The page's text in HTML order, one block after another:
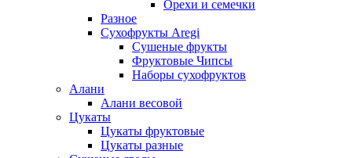
Орехи и семечки
Разное
Сухофрукты Aregi
Сушеные фрукты
Фруктовые Чипсы
Наборы сухофруктов
Алани
Алани весовой
Цукаты
Цукаты фруктовые
Цукаты разные